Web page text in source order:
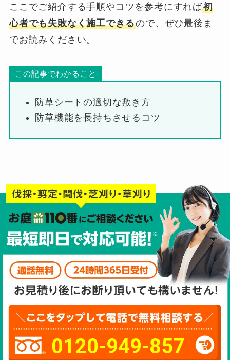
ここでご紹介する手順やコツを参考にすれば初
心者でも失敗なく施工できるので、ぜひ最後ま
でお読みください。
この記事でわかること
防草シートの適切な敷き方
防草機能を長持ちさせるコツ
0120-949-857